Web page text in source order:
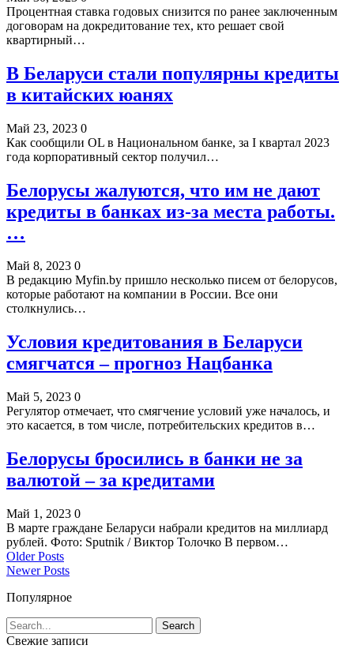
Процентная ставка годовых снизится по ранее заключенным
договорам на докредитование тех, кто решает свой
квартирный…
В Беларуси стали популярны кредиты
в китайских юанях
Май 23, 2023 0
Как сообщили OL в Национальном банке, за I квартал 2023
года корпоративный сектор получил…
Белорусы жалуются, что им не дают
кредиты в банках из-за места работы.
…
Май 8, 2023 0
В редакцию Myfin.by пришло несколько писем от белорусов,
которые работают на компании в России. Все они
столкнулись…
Условия кредитования в Беларуси
смягчатся – прогноз Нацбанка
Май 5, 2023 0
Регулятор отмечает, что смягчение условий уже началось, и
это касается, в том числе, потребительских кредитов в…
Белорусы бросились в банки не за
валютой – за кредитами
Май 1, 2023 0
В марте граждане Беларуси набрали кредитов на миллиард
рублей. Фото: Sputnik / Виктор Толочко В первом…
Older Posts
Newer Posts
Популярное
Свежие записи